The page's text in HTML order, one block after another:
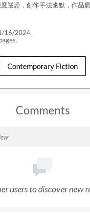
嚴謹，創作手法幽默，作品
16/2024.
Contemporary Fiction
Comments
users to discover new